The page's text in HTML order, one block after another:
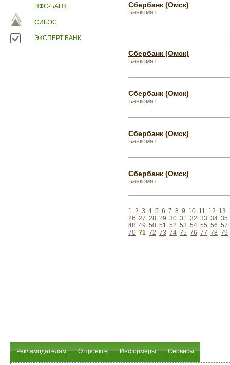
ПФС-БАНК
СИБЭС
ЭКСПЕРТ БАНК
Сбербанк (Омск)
Банкомат
Сбербанк (Омск)
Банкомат
Сбербанк (Омск)
Банкомат
Сбербанк (Омск)
Банкомат
Сбербанк (Омск)
Банкомат
1 2 3 4 5 6 7 8 9 10 11 12 13
26 27 28 29 30 31 32 33 34 35
48 49 50 51 52 53 54 55 56 57
70 71 72 73 74 75 76 77 78 79
Рекламодателям О проекте Информеры Сервисы